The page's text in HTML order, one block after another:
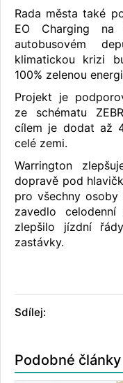
Rada města také
EO Charging na
autobusovém
klimatickou krizi
100% zelenou
Projekt je
ze schématu
cílem je dodat až
celé zemi.
Warrington
dopravě pod
pro všechny
zavedlo
zlepšilo jízdní
zastávky.
Sdílej:
Podobné články